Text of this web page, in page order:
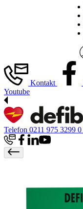
Kontakt
Youtube
Telefon 0211 975 3299 0